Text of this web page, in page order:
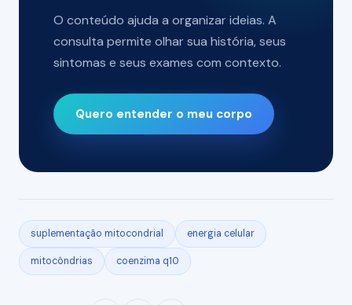
O conteúdo ajuda a organizar ideias. A
consulta permite olhar sua história, seus
sintomas e seus exames com contexto.
Quero entender o meu corpo
suplementação mitocondrial energia celular
mitocôndrias coenzima q10